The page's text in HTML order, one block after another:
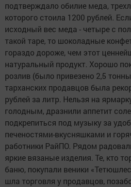
подтверждало обилие меда,
которого стои­ла 1200 рублей.
исходный вес меда - четыре с
такой таре, то шоколадные
гораздо дороже, чем этот
натуральный продукт. Хорошо
розлив (было привезено 2,5
тарханских продавцов была
рублей за литр. Нельзя на
голодным, дразнили аппетит
подкрепиться под музыку за
печеностями-вкусняшками и
работники РайПО. Рядом
яркие вязаные изделия. Те, кто
баню, покупали веники
шла торговля у продавцов,